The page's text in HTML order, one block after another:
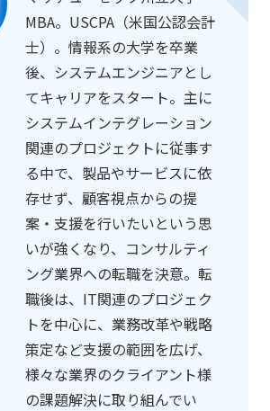
MBA。USCPA（米国公認会計
士）。情報系の大学を卒業
後、システムエンジニアとし
てキャリアをスタート。主に
システムインテグレーション
関連のプロジェクトに従事す
る中で、製品やサービスに依
存せず、顧客視点からの提
案・支援を行いたいという思
いが強くなり、コンサルティ
ング業界への転職を決意。転
職後は、IT関連のプロジェク
トを中心に、業務改革や戦略
策定など支援の範囲を広げ、
様々な業界のクライアント様
の課題解決に取り組んでい